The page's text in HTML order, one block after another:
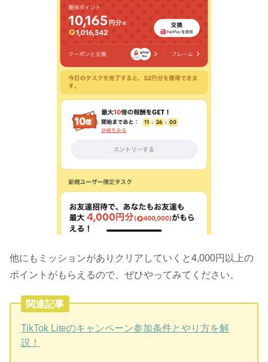
他にもミッションがありクリアしていくと4,000円以上の
ポイントがもらえるので、ぜひやってみてください。
関連記事
TikTok Liteのキャンペーン参加条件とやり方を解
説！